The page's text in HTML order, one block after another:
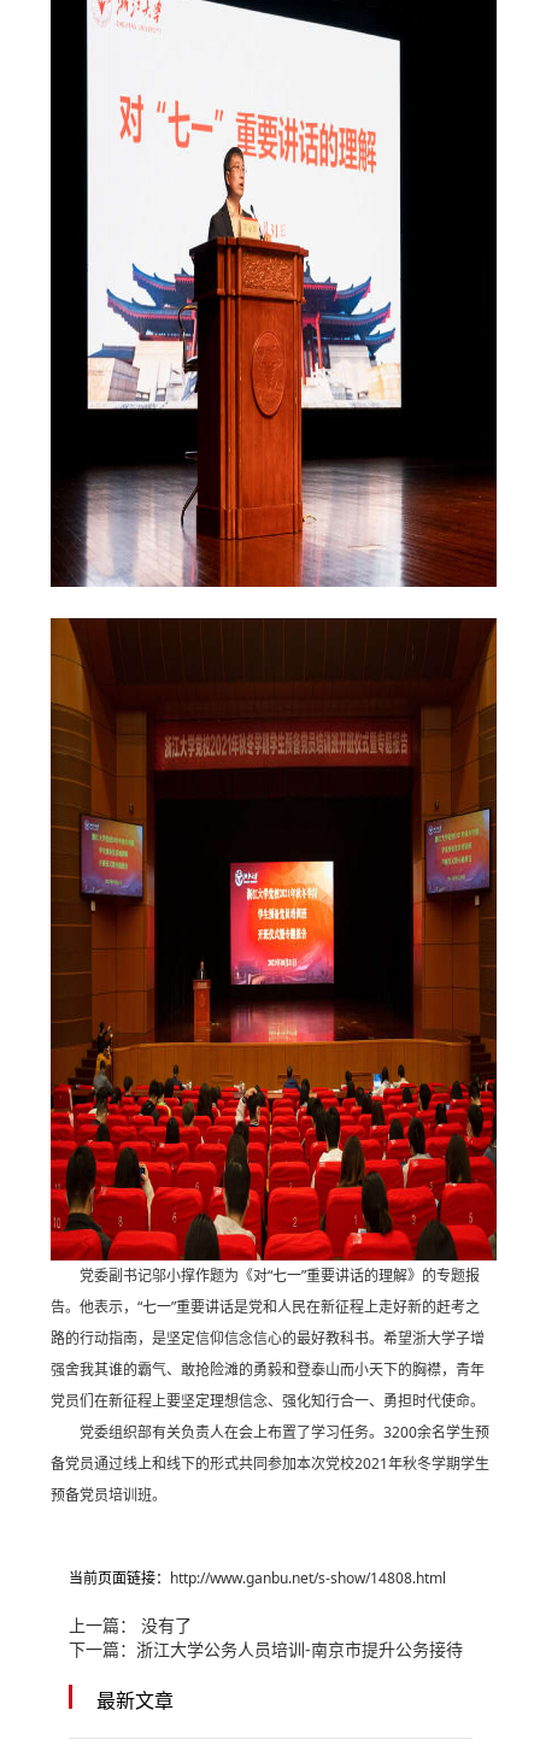
党委副书记邬小撑作题为《对“七一”重要讲话的理解》的专题报
告。他表示，“七一”重要讲话是党和人民在新征程上走好新的赶考之
路的行动指南，是坚定信仰信念信心的最好教科书。希望浙大学子增
强舍我其谁的霸气、敢抢险滩的勇毅和登泰山而小天下的胸襟，青年
党员们在新征程上要坚定理想信念、强化知行合一、勇担时代使命。
党委组织部有关负责人在会上布置了学习任务。3200余名学生预
备党员通过线上和线下的形式共同参加本次党校2021年秋冬学期学生
预备党员培训班。
当前页面链接： http://www.ganbu.net/s-show/14808.html
上一篇： 没有了
下一篇： 浙江大学公务人员培训-南京市提升公务接待
最新文章